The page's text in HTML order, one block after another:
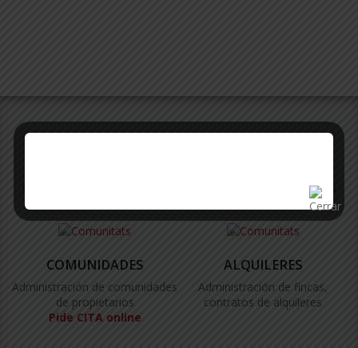
Ofrecemos un amplio abanico de servicios a los propietarios
COMUNIDADES
Administración de comunidades
de propietarios
Pide CITA online
ALQUILERES
Administración de fincas,
contratos de alquileres